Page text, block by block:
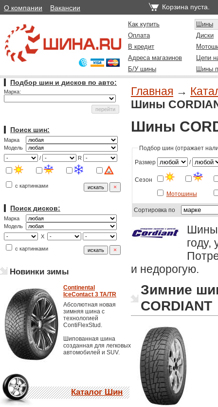
О компании Вакансии Корзина пуста.
Как купить
Шины
Оплата
Диски
В кредит
Адреса магазинов
Цепи
Б/У шины
Шины
Подбор шин и дисков по авто:
Марка:
Поиск шин:
Марка
Модель
/
R
с картинками
Поиск дисков:
Марка
Модель
X
с картинками
Новинки зимы
Continental
IceContact 3 TA/TR
Абсолютная новая
зимняя шина с
технологией
ContiFlexStud.
Шипованная шина
созданная для легковых
автомобилей и SUV.
Каталог Шин
Главная →
Шины
Шины
Подбор шин (отражает
Размер /
Сезон
Мотошины
Сортировка по
Шины
году,
и недорогую.
Зимние
CORDIANT